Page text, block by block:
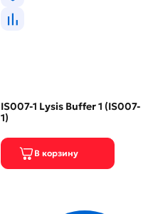
IS007-1 Lysis Buffer 1 (IS007-
1)